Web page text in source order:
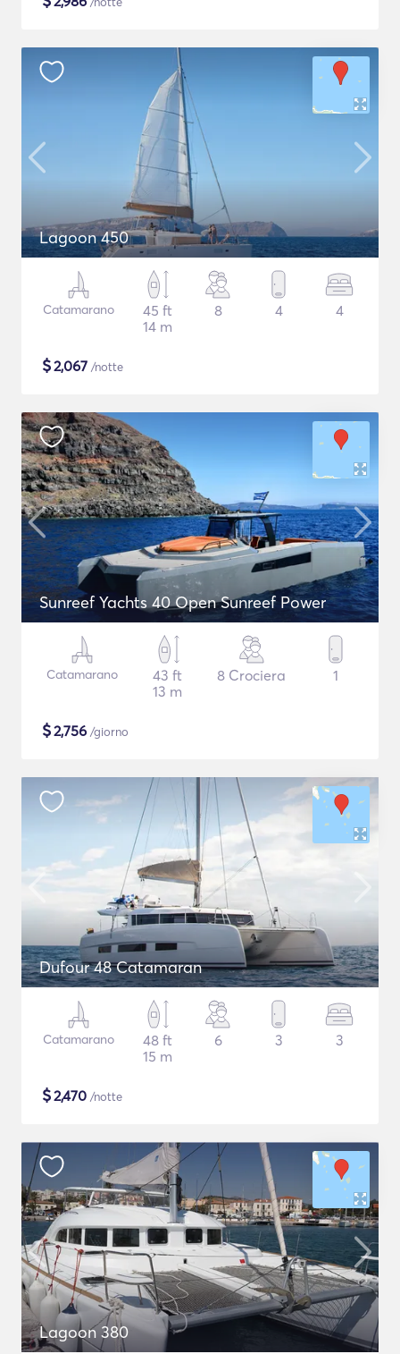
Lagoon 450
Catamarano
45 ft
14 m
8 4 4
$2,067 /notte
Sunreef Yachts 40 Open Sunreef Power
Catamarano
43 ft
13 m
8 Crociera 1
$2,756 /giorno
Dufour 48 Catamaran
Catamarano
48 ft
15 m
6 3 3
$2,470 /notte
Lagoon 380